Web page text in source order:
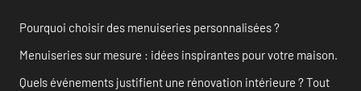
Pourquoi choisir des menuiseries personnalisées ?
Menuiseries sur mesure : idées inspirantes pour votre maison.
Quels événements justifient une rénovation intérieure ? Tout